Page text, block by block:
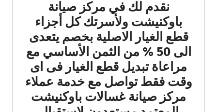
نقدم لك في مركز صيانة
باوكنيشت ولأسرتك كل أجزاء
قطع الغيار الاصلية بخصم يتعدى
الى 50 % من الثمن الأساسي مع
مراعاة تبديل قطع الغيار فى اى
وقت فقط تواصل مع خدمة عملاء
مركز صيانة غسالات باوكنيشت